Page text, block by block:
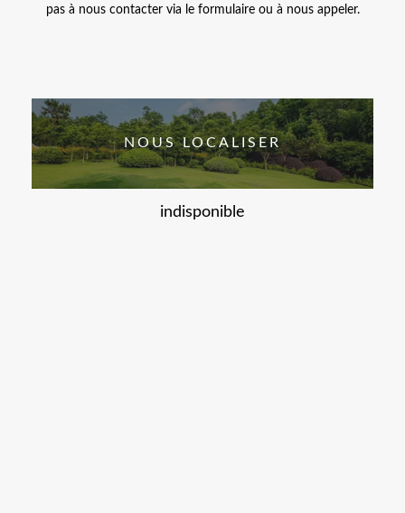
pas à nous contacter via le formulaire ou à nous appeler.
NOUS LOCALISER
indisponible